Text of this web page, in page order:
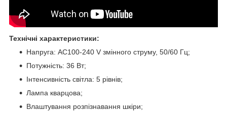
Технічні характеристики:
Напруга: AC100-240 V змінного струму, 50/60 Гц;
Потужність: 36 Вт;
Інтенсивність світла: 5 рівнів;
Лампа кварцова;
Влаштування розпізнавання шкіри;